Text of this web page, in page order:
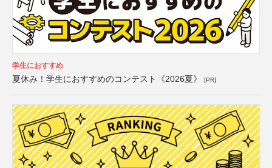
学生におすすめ
夏休み！学生におすすめのコンテスト《2026夏》 [PR]